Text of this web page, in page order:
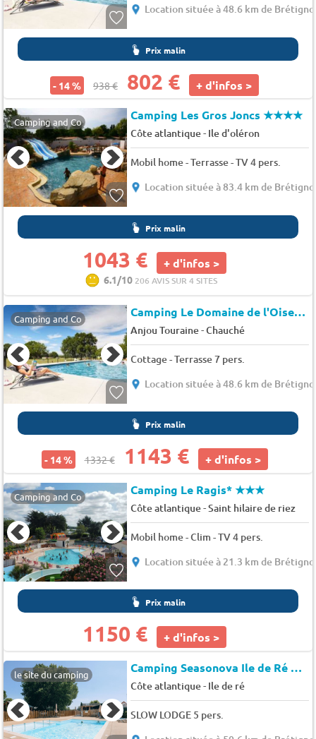
Location située à 48.6 km de
Prix malin
- 14 % 938 € 802 € + d'infos >
Camping and Co Camping Les Gros Joncs★★★★
Côte atlantique- Ile d'oléron
Mobil home - Terrasse - TV 4 pers.
Location située à 83.4 km de
Prix malin
1043 € + d'infos >
6.1/10 206 AVIS SUR 4 SITES
Camping and Co Camping Le Domaine de l'Oiselière
Anjou Touraine-Chauché
Cottage - Terrasse 7 pers.
Location située à 48.6 km de
Prix malin
- 14 % 1332 € 1143 € + d'infos >
Camping and Co Camping Le Ragis*★★★
Côte atlantique-Saint hilaire de riez
Mobil home - Clim - TV 4 pers.
Location située à 21.3 km de
Prix malin
1150 € + d'infos >
le site du camping Camping Seasonova Ile de Ré
Côte atlantique- Ile de ré
SLOW LODGE 5 pers.